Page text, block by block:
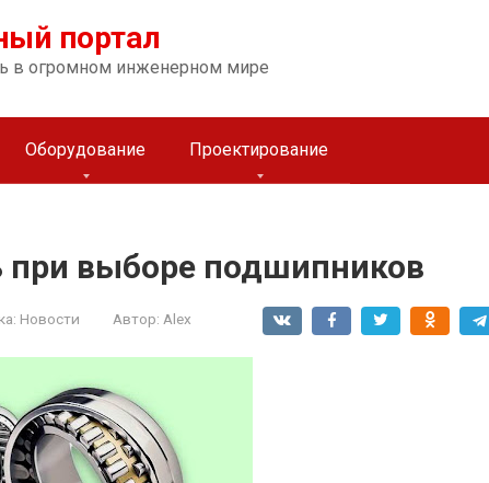
портал
в огромном инженерном мире
Оборудование Проектирование
при выборе подшипников
Новости Автор: Alex